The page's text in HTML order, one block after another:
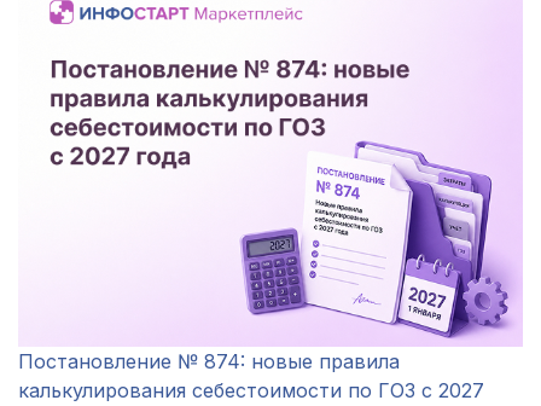
Постановление № 874: новые правила
калькулирования себестоимости по ГОЗ с 2027